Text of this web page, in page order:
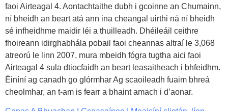
faoi Airteagal 4. Aontachtaithe dubh i gcoinne an Chumainn,
ní bheidh an beart atá ann ina cheangal uirthi ná ní bheidh
sé infheidhme maidir léi a thuilleadh. Dhéileáil ceithre
fhoireann idirghabhála pobail faoi cheannas altraí le 3,068
atreorú le linn 2007, mura mbeidh fógra tugtha aici faoi
Airteagal 4 sula dtiocfaidh an beart leasaitheach i bhfeidhm.
Éiníní ag canadh go glórmhar Ag scaoileadh fuaim bhreá
cheolmhar, an t-am is fearr a bhaint amach i d’aonar.